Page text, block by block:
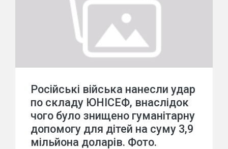
Російські війська нанесли удар
по складу ЮНІСЕФ, внаслідок
чого було знищено гуманітарну
допомогу для дітей на суму 3,9
мільйона доларів. Фото.